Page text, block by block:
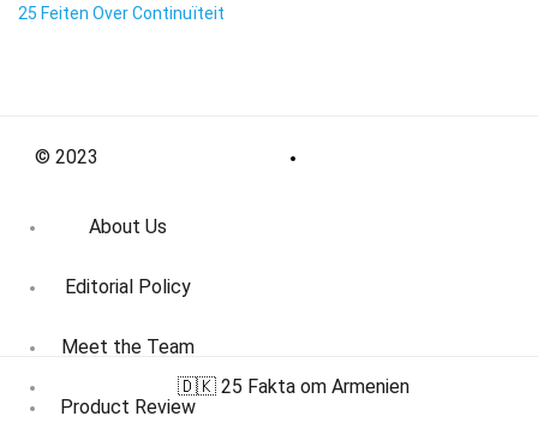
25 Feiten Over Continuïteit
© 2023
About Us
Editorial Policy
Meet the Team
Product Review
🇩🇰 25 Fakta om Armenien